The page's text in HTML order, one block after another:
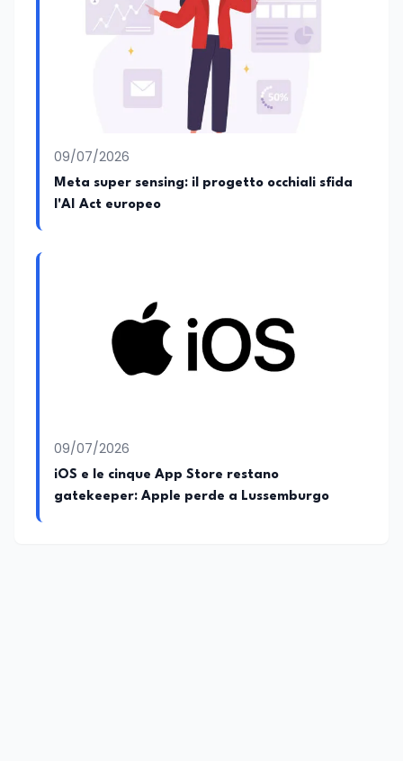
09/07/2026
Meta super sensing: il progetto occhiali sfida
l'AI Act europeo
09/07/2026
iOS e le cinque App Store restano
gatekeeper: Apple perde a Lussemburgo